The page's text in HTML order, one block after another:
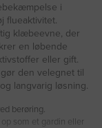
i
flueaktivitet.
klæbeevne, der
en løbende
eller gift.
den velegnet til
langvarig løsning.
berøring.
som et gardin eller